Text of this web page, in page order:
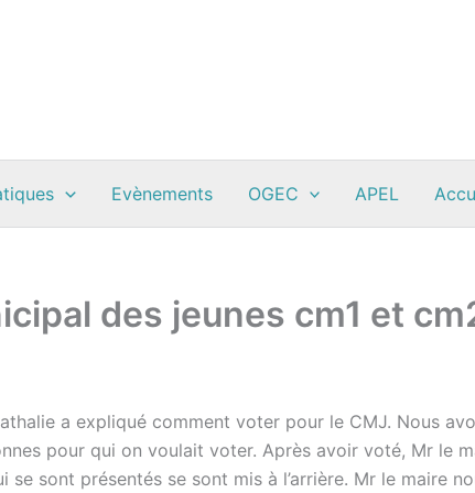
Evènements OGEC APEL
des jeunes cm1 et
a expliqué comment voter pour le CMJ. Nous
pour qui on voulait voter. Après avoir voté, Mr le
se sont présentés se sont mis à l’arrière. Mr le maire